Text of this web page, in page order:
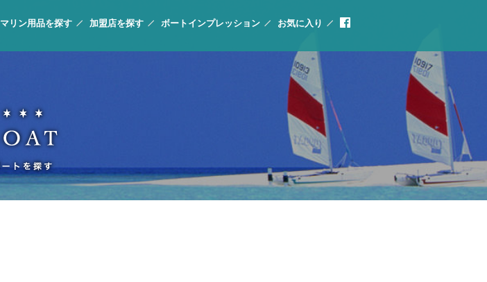
マリン用品を探す 加盟店を探す ボートインプレッション お気に入り